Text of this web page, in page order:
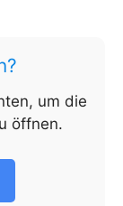
um die
öffnen.